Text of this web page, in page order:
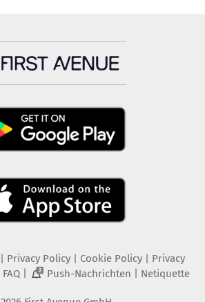
| Privacy Policy| Cookie Policy| Privacy
FAQ| 2 Push-Nachrichten | Netiquette